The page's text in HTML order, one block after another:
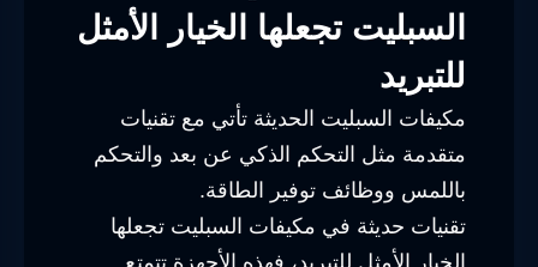
السبليت تجعلها الخيار الأمثل
للتبريد
مكيفات السبليت الحديثة تأتي مع تقنيات
متقدمة مثل التحكم الذكي عن بعد والتحكم
باللمس ووظائف توفير الطاقة.
تقنيات حديثة في مكيفات السبليت تجعلها
الخيار الأمثل للتبريد، فهذه الأجهزة تتمتع